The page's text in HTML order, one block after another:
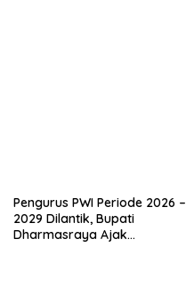
Pengurus PWI Periode 2026 –
2029 Dilantik, Bupati
Dharmasraya Ajak